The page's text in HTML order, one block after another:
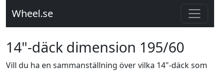
Wheel.se
14"-däck dimension 195/60
Vill du ha en sammanställning över vilka 14"-däck som